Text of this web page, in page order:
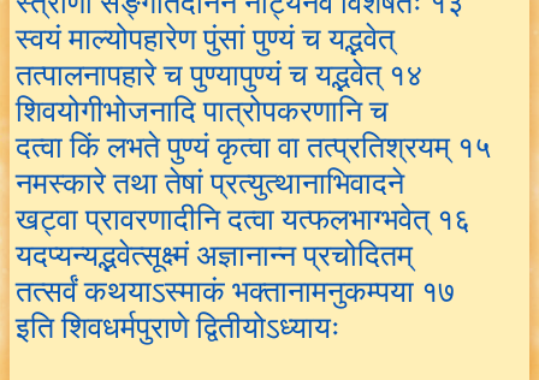
स्वयं माल्योपहारेण पुंसां पुण्यं च यद्भवेत्
तत्पालनापहारे च पुण्यापुण्यं च यद्भवेत् १४
शिवयोगीभोजनादि पात्रोपकरणानि च
दत्वा किं लभते पुण्यं कृत्वा वा तत्प्रतिश्रयम् १५
नमस्कारे तथा तेषां प्रत्युत्थानाभिवादने
खट्वा प्रावरणादीनि दत्वा यत्फलभाग्भवेत् १६
यदप्यन्यद्भवेत्सूक्ष्मं अज्ञानान्न प्रचोदितम्
तत्सर्वं कथयाऽस्माकं भक्तानामनुकम्पया १७
इति शिवधर्मपुराणे द्वितीयोऽध्यायः